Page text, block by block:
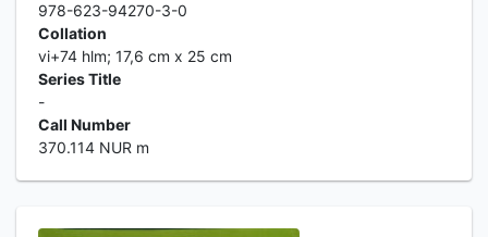
978-623-94270-3-0
Collation
vi+74 hlm; 17,6 cm x 25 cm
Series Title
-
Call Number
370.114 NUR m